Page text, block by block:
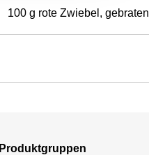
100 g rote Zwiebel, gebraten
Produktgruppen